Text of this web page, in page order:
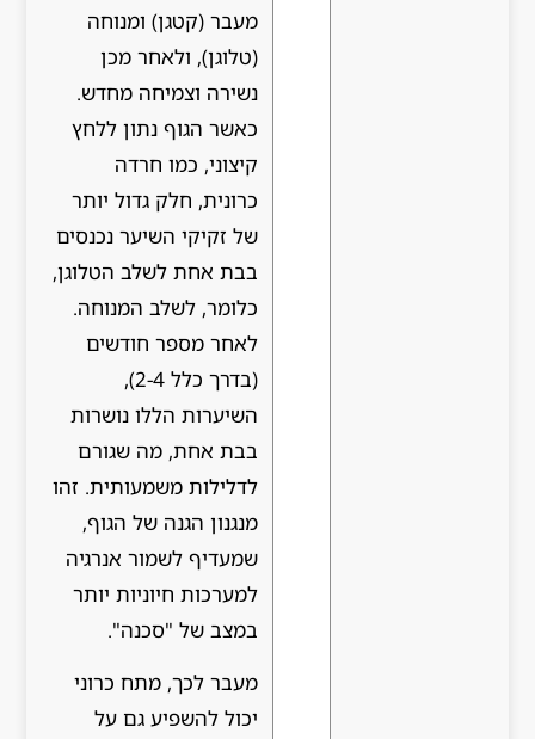
מעבר (קטגן) ומנוחה
(טלוגן), ולאחר מכן
נשירה וצמיחה מחדש.
כאשר הגוף נתון ללחץ
קיצוני, כמו חרדה
כרונית, חלק גדול יותר
של זקיקי השיער נכנסים
בבת אחת לשלב הטלוגן,
כלומר, לשלב המנוחה.
לאחר מספר חודשים
(בדרך כלל 2-4),
השיערות הללו נושרות
בבת אחת, מה שגורם
לדלילות משמעותית. זהו
מנגנון הגנה של הגוף,
שמעדיף לשמור אנרגיה
למערכות חיוניות יותר
במצב של "סכנה".
מעבר לכך, מתח כרוני
יכול להשפיע גם על